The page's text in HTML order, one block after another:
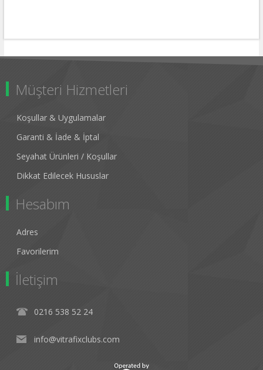
Müşteri Hizmetleri
Koşullar & Uygulamalar
Garanti & İade & İptal
Seyahat Ürünleri / Koşullar
Dikkat Edilecek Hususlar
Hesabım
Adres
Favorilerim
İletişim
0216 538 52 24
info@vitrafixclubs.com